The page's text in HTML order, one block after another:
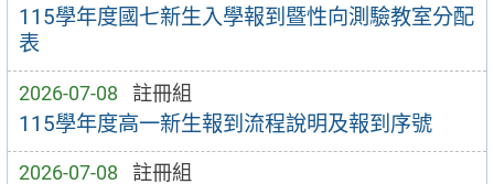
115學年度國七新生入學報到暨性向測驗教室分配
表
2026-07-08 註冊組
115學年度高一新生報到流程說明及報到序號
2026-07-08 註冊組